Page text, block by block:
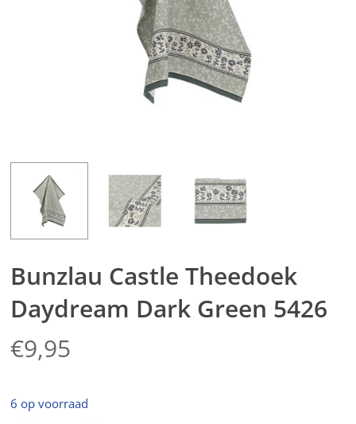
Bunzlau Castle Theedoek
Daydream Dark Green 5426
€9,95
6 op voorraad